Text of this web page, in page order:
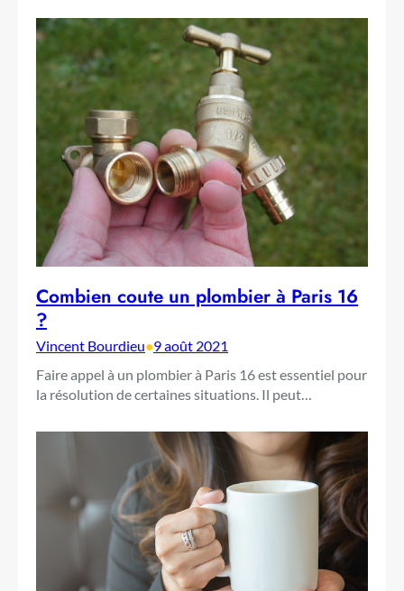
Combien coute un plombier à Paris 16
?
Vincent Bourdieu•9 août 2021
Faire appel à un plombier à Paris 16 est essentiel pour
la résolution de certaines situations. Il peut…